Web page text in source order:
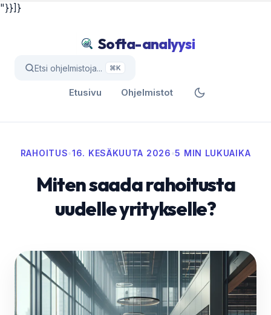
"}}]}
Softa-analyysi
Etsi ohjelmistoja... ⌘K
Etusivu Ohjelmistot
RAHOITUS•16. KESÄKUUTA 2026•5 MIN LUKUAIKA
Miten saada rahoitusta
uudelle yritykselle?